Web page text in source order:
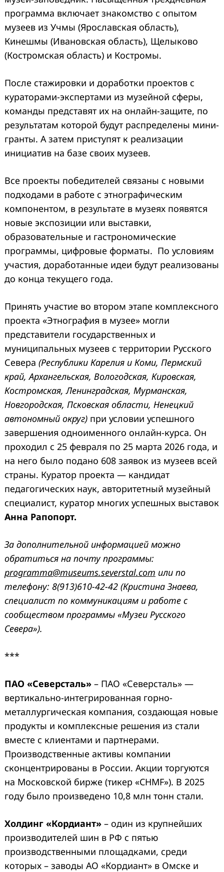
программа включает знакомство с опытом
музеев из Учмы (Ярославская область),
Кинешмы (Ивановская область), Щелыково
(Костромская область) и Костромы.
После стажировки и доработки проектов с
кураторами-экспертами из музейной сферы,
команды представят их на онлайн-защите, по
результатам которой будут распределены мини-
гранты. А затем приступят к реализации
инициатив на базе своих музеев.
Все проекты победителей связаны с новыми
подходами в работе с этнографическим
компонентом, в результате в музеях появятся
новые экспозиции или выставки,
образовательные и гастрономические
программы, цифровые форматы. По условиям
участия, доработанные идеи будут реализованы
до конца текущего года.
Принять участие во втором этапе комплексного
проекта «Этнография в музее» могли
представители государственных и
муниципальных музеев с территории Русского
Севера (Республики Карелия и Коми, Пермский
край, Архангельская, Вологодская, Кировская,
Костромская, Ленинградская, Мурманская,
Новгородская, Псковская области, Ненецкий
автономный округ) при условии успешного
завершения одноименного онлайн-курса. Он
проходил с 25 февраля по 25 марта 2026 года, и
на него было подано 608 заявок из музеев всей
страны. Куратор проекта — кандидат
педагогических наук, авторитетный музейный
специалист, куратор многих успешных выставок
Анна Рапопорт.
За дополнительной информацией можно
обратиться на почту программы:
programma@museums.severstal.com или по
телефону: 8(913)610-42-42 (Кристина Знаева,
специалист по коммуникациям и работе с
сообществом программы «Музеи Русского
Севера»).
***
ПАО «Северсталь» – ПАО «Северсталь» —
вертикально-интегрированная горно-
металлургическая компания, создающая новые
продукты и комплексные решения из стали
вместе с клиентами и партнерами.
Производственные активы компании
сконцентрированы в России. Акции торгуются
на Московской бирже (тикер «CHMF»). В 2025
году было произведено 10,8 млн тонн стали.
Холдинг «Кордиант» – один из крупнейших
производителей шин в РФ с пятью
производственными площадками, среди
которых – заводы АО «Кордиант» в Омске и